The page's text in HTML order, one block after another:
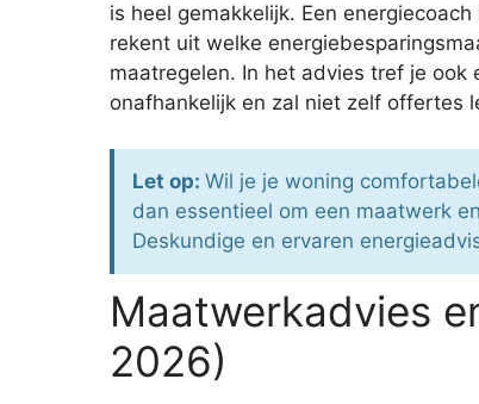
is heel gemakkelijk. Een
rekent uit welke
maatregelen. In het advies tref je
onafhankelijk en zal niet zelf offertes
Let op: Wil je je woning
dan essentieel om een maatwerk
Deskundige en ervaren
Maatwerkadvies
2026)